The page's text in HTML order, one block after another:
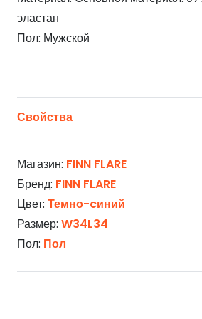
эластан
Пол: Мужской
Свойства
Магазин: FINN FLARE
Бренд: FINN FLARE
Цвет: Темно-cиний
Размер: W34L34
Пол: Пол